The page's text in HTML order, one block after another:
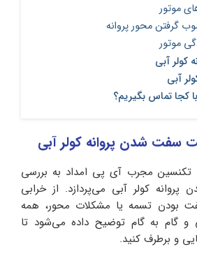
موتور
گرفتن محور پروانه
موتور
کولر آبی
آبی
کجا تماس بگیریم؟
سفت شدن پروانه کولر آبی
تکنسین مجرب آی‌ پی‌ امداد به بررسی
کولر آبی می‌پردازد. از خرابی
بودن تسمه یا مشکلات محور، همه
و گام‌ به‌ گام توضیح داده می‌شود تا
و برطرف کنید.